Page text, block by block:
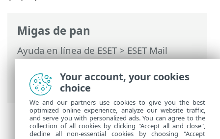
Migas de pan
Ayuda en línea de ESET>ESET Mail
Security>Configuración avanzada>
Protecciones del dispositivo>Respuestas
de detección> SSL/TLS
Your account, your cookies
choice
We and our partners use cookies to give you the best
optimized online experience, analyze our website traffic,
and serve you with personalized ads. You can agree to the
collection of all cookies by clicking "Accept all and close",
decline all non-essential cookies by choosing "Accept